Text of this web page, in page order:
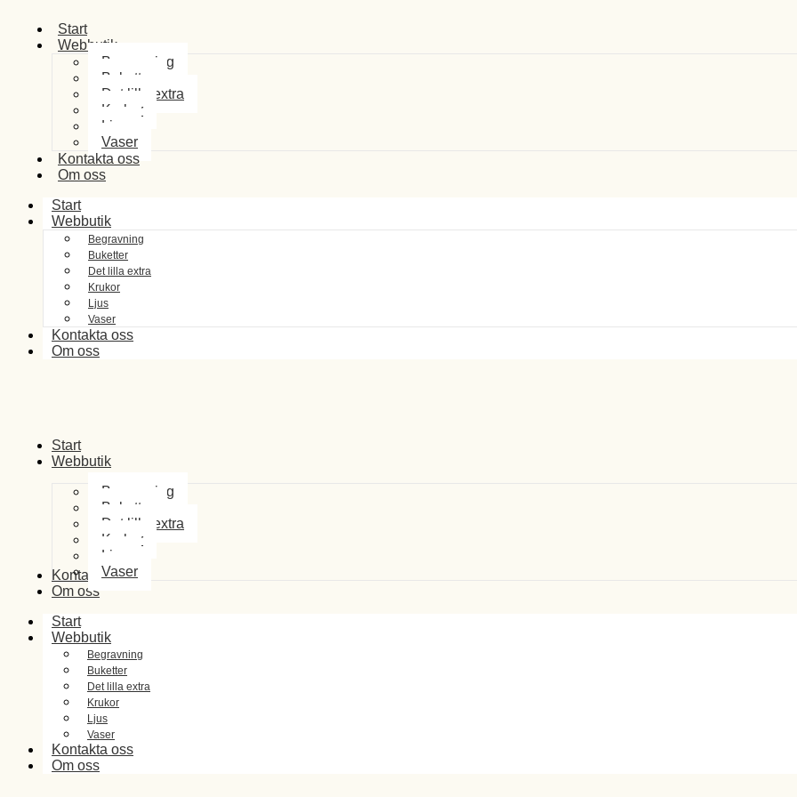
Start
Webbutik
Begravning
Buketter
Det lilla extra
Krukor
Ljus
Vaser
Kontakta oss
Om oss
Start
Webbutik
Begravning
Buketter
Det lilla extra
Krukor
Ljus
Vaser
Kontakta oss
Om oss
Start
Webbutik
Begravning
Buketter
Det lilla extra
Krukor
Ljus
Vaser
Kontakta oss
Om oss
Start
Webbutik
Begravning
Buketter
Det lilla extra
Krukor
Ljus
Vaser
Kontakta oss
Om oss